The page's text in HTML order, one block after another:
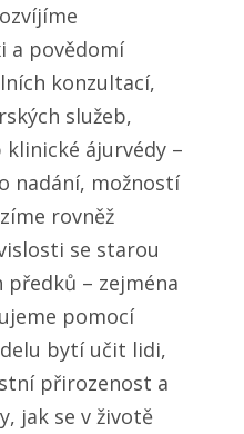
a povědomí
konzultací,
služeb,
klinické ájurvédy –
nadání, možností
rovněž
se starou
– zejména
pomocí
bytí učit lidi,
přirozenost a
jak se v životě